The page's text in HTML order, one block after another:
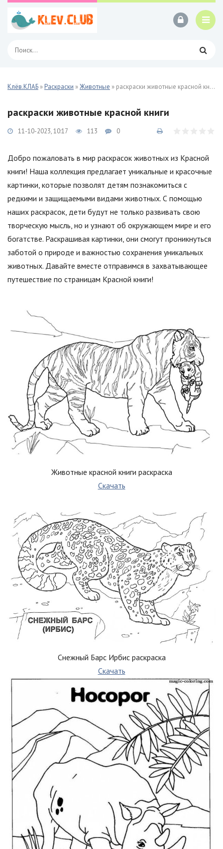
Клёв.КЛАБ »Раскраски »Животные » раскраски животные красной книги
раскраски животные красной книги
11-10-2023, 10:17 113 0
Добро пожаловать в мир раскрасок животных из Красной
книги! Наша коллекция предлагает уникальные и красочные
картинки, которые позволят детям познакомиться с
редкими и защищаемыми видами животных. С помощью
наших раскрасок, дети будут не только развивать свою
творческую мысль, но и узнают об окружающем мире и его
богатстве. Раскрашивая картинки, они смогут проникнуться
заботой о природе и важностью сохранения уникальных
животных. Давайте вместе отправимся в захватывающее
путешествие по страницам Красной книги!
Животные красной книги раскраска
Скачать
Снежный Барс Ирбис раскраска
Скачать